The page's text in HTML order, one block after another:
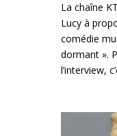
La chaîne
Lucy à
comédie
dormant ».
l’interview,